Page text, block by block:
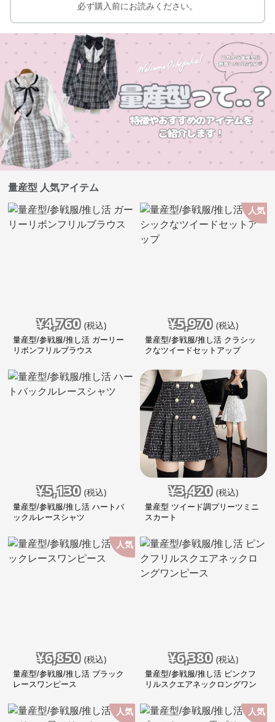
必ず購入前にお読みください。
量産型 人気アイテム
¥4,760 (税込)
量産型/参戦服/推し活 ガーリー
リボンフリルブラウス
人気
¥5,970 (税込)
量産型/参戦服/推し活 クラシッ
クなツイードセットアップ
¥5,130 (税込)
量産型/参戦服/推し活 ハートバ
ックルレースシャツ
¥3,420 (税込)
量産型 ツイード調プリーツミニ
スカート
人気
¥6,850 (税込)
量産型/参戦服/推し活 ブラック
レースワンピース
¥6,380 (税込)
量産型/参戦服/推し活 ピンクフ
リルスクエアネックロングワン
人気 人気